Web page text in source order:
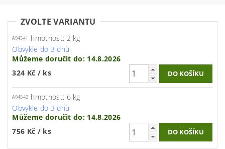
ZVOLTE VARIANTU
A94541
hmotnost: 2 kg
Obvykle do 3 dnů
Můžeme doručit do: 14.8.2026
324 Kč / ks
A94542 hmotnost: 6 kg
Obvykle do 3 dnů
Můžeme doručit do: 14.8.2026
756 Kč / ks